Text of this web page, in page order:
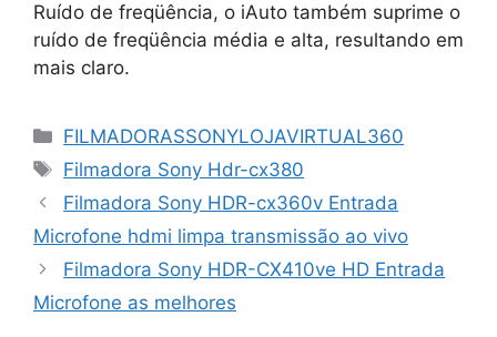
Ruído de freqüência, o iAuto também suprime o
ruído de freqüência média e alta, resultando em
mais claro.
Categorias
FILMADORASSONYLOJAVIRTUAL360
Tags
Filmadora Sony Hdr-cx380
Filmadora Sony HDR-cx360v Entrada
Microfone hdmi limpa transmissão ao vivo
Filmadora Sony HDR-CX410ve HD Entrada
Microfone as melhores